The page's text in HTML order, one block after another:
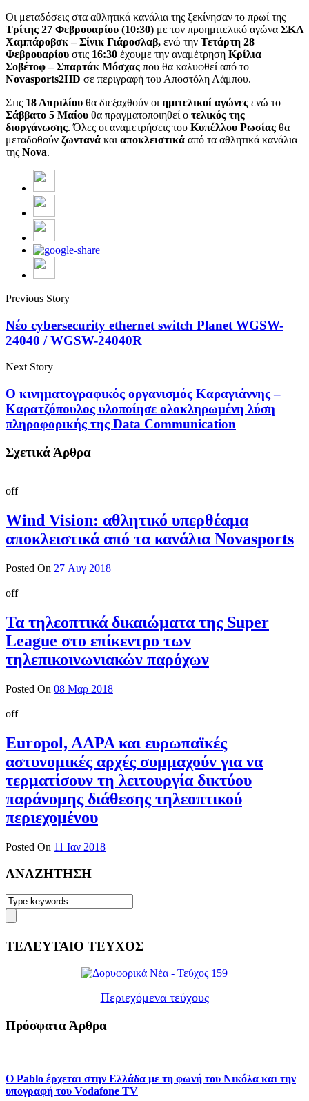
Οι μεταδόσεις στα αθλητικά κανάλια της ξεκίνησαν το πρωί της
Τρίτης 27 Φεβρουαρίου (10:30) με τον προημιτελικό αγώνα ΣΚΑ
Χαμπάροβσκ – Σίνικ Γιάροσλαβ, ενώ την Τετάρτη 28
Φεβρουαρίου στις 16:30 έχουμε την αναμέτρηση Κρίλια
Σοβέτοφ – Σπαρτάκ Μόσχας που θα καλυφθεί από το
Novasports2HD σε περιγραφή του Αποστόλη Λάμπου.
Στις 18 Απριλίου θα διεξαχθούν οι ημιτελικοί αγώνες ενώ το
Σάββατο 5 Μαΐου θα πραγματοποιηθεί ο τελικός της
διοργάνωσης. Όλες οι αναμετρήσεις του Κυπέλλου Ρωσίας θα
μεταδοθούν ζωντανά και αποκλειστικά από τα αθλητικά κανάλια
της Nova.
Previous Story
Νέο cybersecurity ethernet switch Planet WGSW-
24040 / WGSW-24040R
Next Story
Ο κινηματογραφικός οργανισμός Καραγιάννης –
Καρατζόπουλος υλοποίησε ολοκληρωμένη λύση
πληροφορικής της Data Communication
Σχετικά Άρθρα
off
Wind Vision: αθλητικό υπερθέαμα
αποκλειστικά από τα κανάλια Novasports
Posted On 27 Αυγ 2018
off
Τα τηλεοπτικά δικαιώματα της Super
League στο επίκεντρο των
τηλεπικοινωνιακών παρόχων
Posted On 08 Μαρ 2018
off
Europol, AAPA και ευρωπαϊκές
αστυνομικές αρχές συμμαχούν για να
τερματίσουν τη λειτουργία δικτύου
παράνομης διάθεσης τηλεοπτικού
περιεχομένου
Posted On 11 Ιαν 2018
ΑΝΑΖΗΤΗΣΗ
ΤΕΛΕΥΤΑΙΟ ΤΕΥΧΟΣ
Περιεχόμενα τεύχους
Πρόσφατα Άρθρα
Ο Pablo έρχεται στην Ελλάδα με τη φωνή του Νικόλα και την
υπογραφή του Vodafone TV